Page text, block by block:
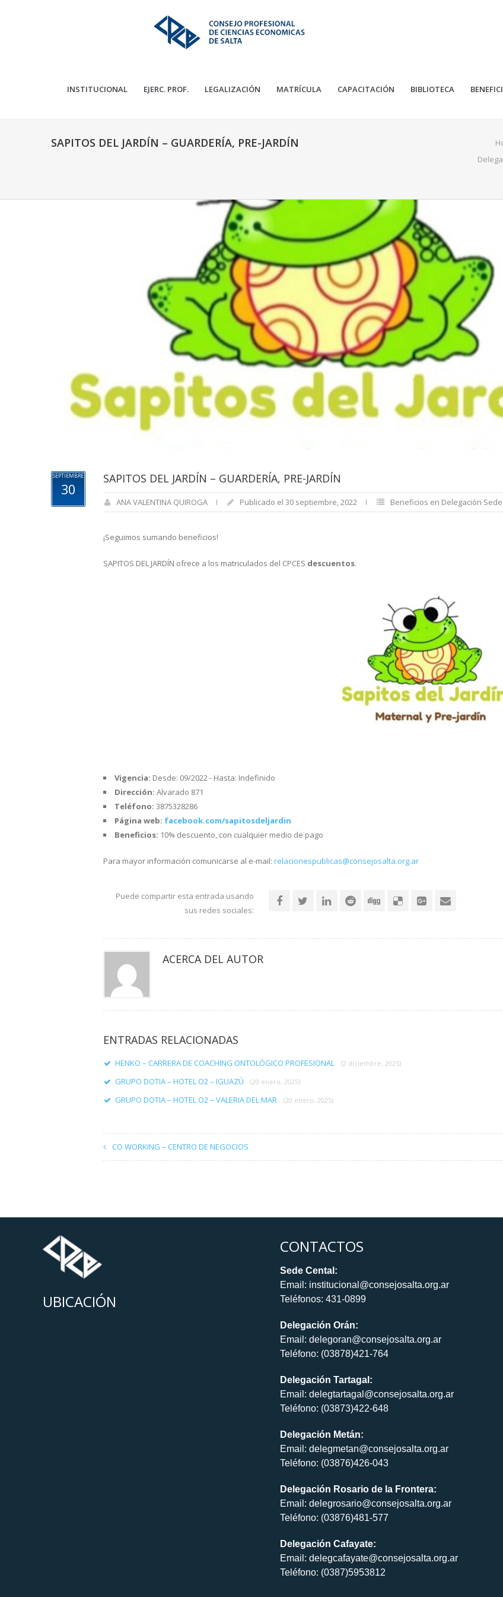
INSTITUCIONAL EJERC. PROF. LEGALIZACIÓN MATRÍCULA CAPACITACIÓN BIBLIOTECA
SAPITOS DEL JARDÍN – GUARDERÍA, PRE-JARDÍN
SEPTIEMBRE
30
SAPITOS DEL JARDÍN – GUARDERÍA, PRE-JARDÍN
ANA VALENTINA QUIROGA Publicado el 30 septiembre, 2022 Beneficios en Delegación
¡Seguimos sumando beneficios!
SAPITOS DEL JARDÍN ofrece a los matriculados del CPCES descuentos.
Vigencia: Desde: 09/2022 - Hasta: Indefinido
Dirección: Alvarado 871
Teléfono: 3875328286
Página web: facebook.com/sapitosdeljardin
Beneficios: 10% descuento, con cualquier medio de pago
Para mayor información comunicarse al e-mail: relacionespublicas@consejosalta.org.ar
Puede compartir esta entrada usando
sus redes sociales:
ACERCA DEL AUTOR
ENTRADAS RELACIONADAS
HENKO – CARRERA DE COACHING ONTOLÓGICO PROFESIONAL (2 diciembre, 2025)
GRUPO DOTIA – HOTEL O2 – IGUAZÚ (20 enero, 2025)
GRUPO DOTIA – HOTEL O2 – VALERIA DEL MAR (20 enero, 2025)
CO WORKING – CENTRO DE NEGOCIOS
UBICACIÓN
CONTACTOS
Sede Cental:
Email: institucional@consejosalta.org.ar
Teléfonos: 431-0899
Delegación Orán:
Email: delegoran@consejosalta.org.ar
Teléfono: (03878)421-764
Delegación Tartagal:
Email: delegtartagal@consejosalta.org.ar
Teléfono: (03873)422-648
Delegación Metán:
Email: delegmetan@consejosalta.org.ar
Teléfono: (03876)426-043
Delegación Rosario de la Frontera:
Email: delegrosario@consejosalta.org.ar
Teléfono: (03876)481-577
Delegación Cafayate:
Email: delegcafayate@consejosalta.org.ar
Teléfono: (0387)5953812